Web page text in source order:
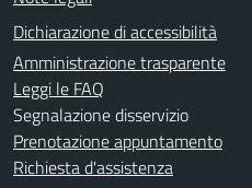
Dichiarazione di accessibilità
Amministrazione trasparente
Leggi le FAQ
Segnalazione disservizio
Prenotazione appuntamento
Richiesta d'assistenza